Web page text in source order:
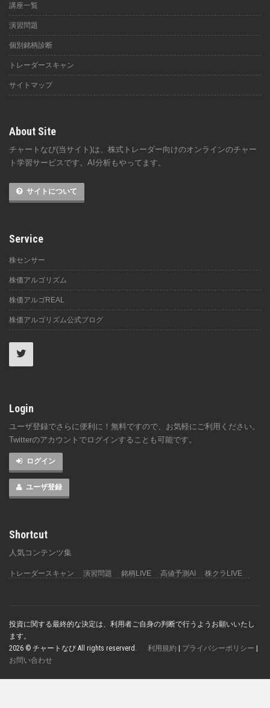
講座一覧
演習問題
個別銘柄診断
トレーダースキャン
サイトマップ
About Site
チャートなび(当サイト)は、株式トレーダー向けのオンラインのチャー
ト学習サービスです。AI分析もやってます。
サイトについて
Service
株センサー
株価アルゴリズム
株価アルゴREAL
株価アルゴリズム公式ブログ
Login
ユーザ登録でさらに便利に！無料ですので、お気軽にご利用ください。
Twitterのアカウントでログインすることも可能です。
ログイン
ユーザ登録
Shortcut
人気コンテンツ集
トレーダースキャン 演習問題 銘柄LIVE 高値予測AI 株クラLIVE
投資に関する最終的な決定は、利用者ご自身の判断で行うようお願いいたし
ます。
2026 © チャートなび All rights reserverd. 利用規約 | プライバシーポリシー |
お問い合わせ